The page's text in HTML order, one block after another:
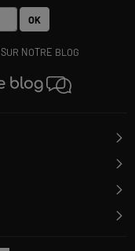
OK
NOTRE BLOG